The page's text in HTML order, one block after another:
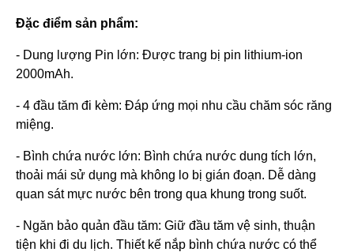
Đặc điểm sản phẩm:
- Dung lượng Pin lớn: Được trang bị pin lithium-ion
2000mAh.
- 4 đầu tăm đi kèm: Đáp ứng mọi nhu cầu chăm sóc răng
miệng.
- Bình chứa nước lớn: Bình chứa nước dung tích lớn,
thoải mái sử dụng mà không lo bị gián đoạn. Dễ dàng
quan sát mực nước bên trong qua khung trong suốt.
- Ngăn bảo quản đầu tăm: Giữ đầu tăm vệ sinh, thuận
tiện khi đi du lịch. Thiết kế nắp bình chứa nước có thể